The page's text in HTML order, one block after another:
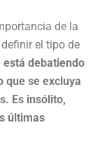
de la
el tipo de
está debatiendo
que se excluya
Es insólito,
últimas